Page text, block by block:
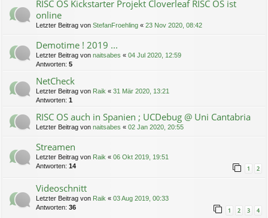
RISC OS Kickstarter Projekt Cloverleaf RISC OS ist
online
Letzter Beitrag von StefanFroehling « 23 Nov 2020, 08:42
Demotime ! 2019 ...
Letzter Beitrag von naitsabes « 04 Jul 2020, 12:59
Antworten: 5
NetCheck
Letzter Beitrag von Raik « 31 Mär 2020, 13:21
Antworten: 1
RISC OS auch in Spanien ; UCDebug @ Uni Cantabria
Letzter Beitrag von naitsabes « 02 Jan 2020, 20:55
Streamen
Letzter Beitrag von Raik « 06 Okt 2019, 19:51
Antworten: 14 1 2
Videoschnitt
Letzter Beitrag von Raik « 03 Aug 2019, 00:33
Antworten: 36 1 2 3 4